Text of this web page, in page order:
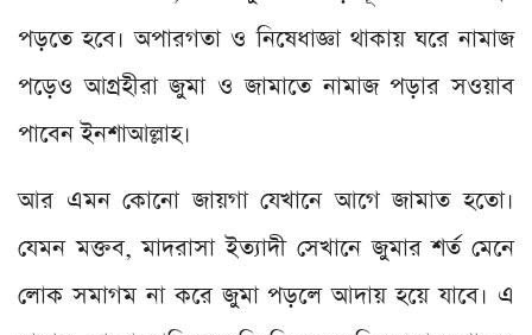
পড়তে হবে। অপারগতা ও নিষেধাজ্ঞা থাকায় ঘরে নামাজ
পড়েও আগ্রহীরা জুমা ও জামাতে নামাজ পড়ার সওয়াব
পাবেন ইনশাআল্লাহ।
আর এমন কোনো জায়গা যেখানে আগে জামাত হতো।
যেমন মক্তব, মাদরাসা ইত্যাদী সেখানে জুমার শর্ত মেনে
লোক সমাগম না করে জুমা পড়লে আদায় হয়ে যাবে। এ